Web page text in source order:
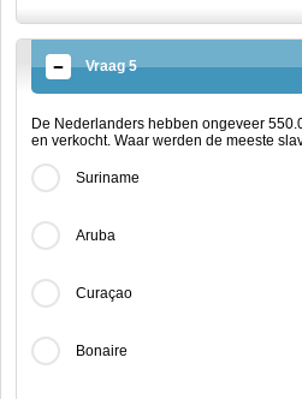
Vraag 5
De Nederlanders hebben ongeveer
en verkocht. Waar werden de meeste
Suriname
Aruba
Curaçao
Bonaire